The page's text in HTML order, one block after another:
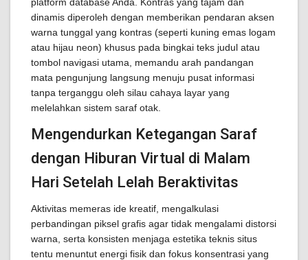
dinamis diperoleh dengan memberikan pendaran aksen
warna tunggal yang kontras (seperti kuning emas logam
atau hijau neon) khusus pada bingkai teks judul atau
tombol navigasi utama, memandu arah pandangan
mata pengunjung langsung menuju pusat informasi
tanpa terganggu oleh silau cahaya layar yang
melelahkan sistem saraf otak.
Mengendurkan Ketegangan Saraf
dengan Hiburan Virtual di Malam
Hari Setelah Lelah Beraktivitas
Aktivitas memeras ide kreatif, mengalkulasi
perbandingan piksel grafis agar tidak mengalami distorsi
warna, serta konsisten menjaga estetika teknis situs
tentu menuntut energi fisik dan fokus konsentrasi yang